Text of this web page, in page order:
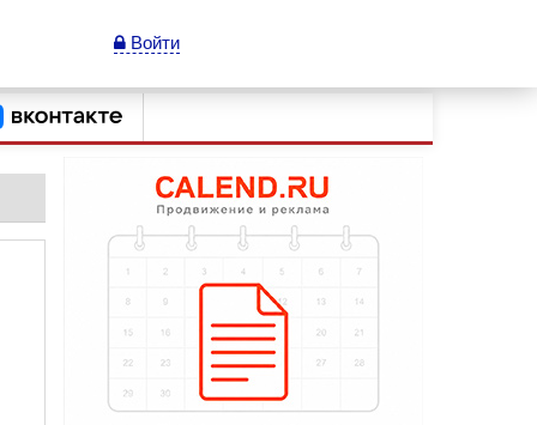
Войти